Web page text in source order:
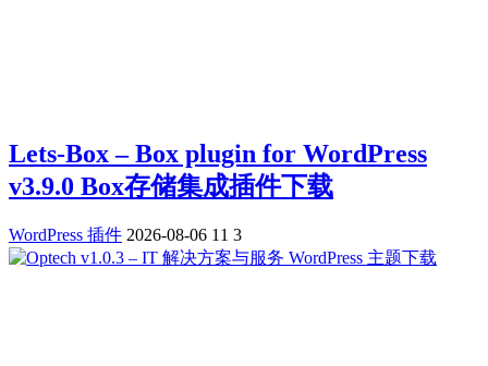
Lets-Box – Box plugin for WordPress
v3.9.0 Box存储集成插件下载
WordPress 插件 2026-08-06 11 3